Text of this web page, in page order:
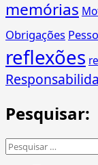
memórias
Obrigações
reflexões
Pesquisar:
Pesquisar